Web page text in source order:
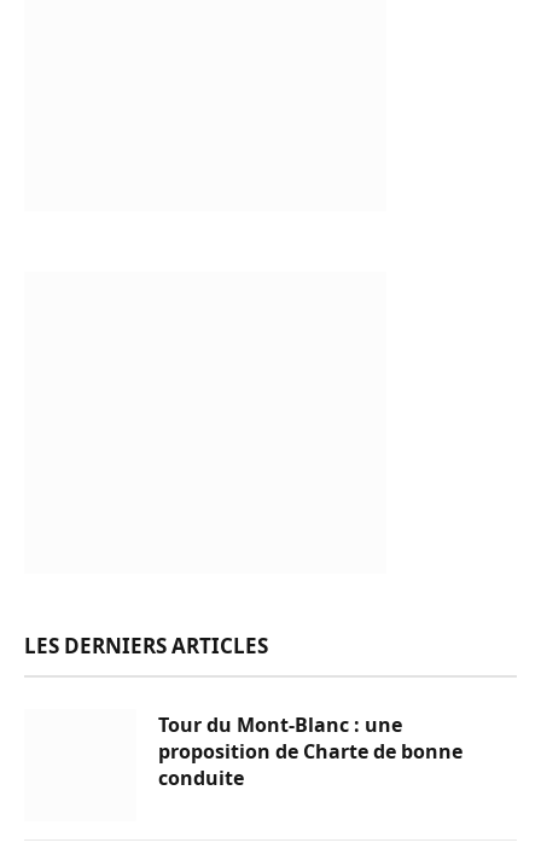
LES DERNIERS ARTICLES
Tour du Mont-Blanc : une
proposition de Charte de bonne
conduite